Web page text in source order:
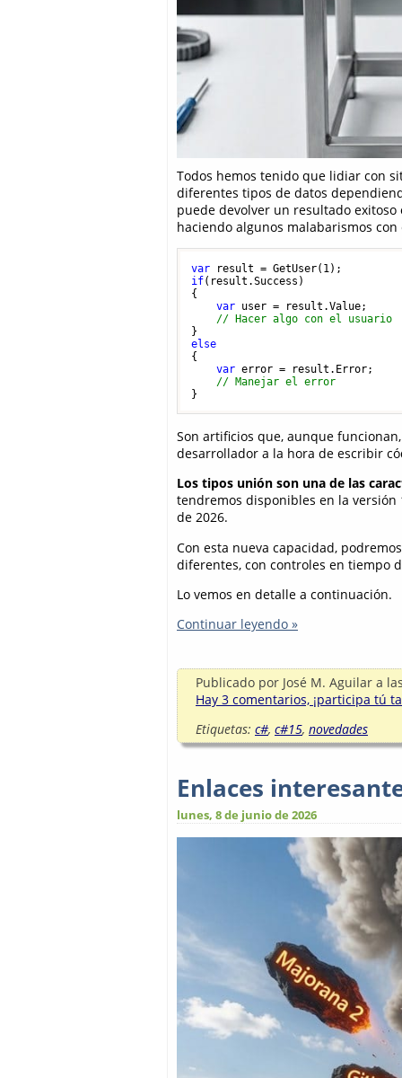
Todos hemos tenido que lidiar con
diferentes tipos de datos
puede devolver un resultado
haciendo algunos malabarismos
var result = GetUser( 1
if(result.Success)
{
var user = result.Value;
// Hacer algo con el usuario
else
{
var error = result.Error;
// Manejar el error
Son artificios que, aunque
desarrollador a la hora de escribir
Los tipos unión son una de las
tendremos disponibles en la versión
de 2026.
Con esta nueva capacidad,
diferentes, con controles en tiempo
Lo vemos en detalle a continuación.
Continuar leyendo »
Publicado por José M. Aguilar a
Hay 3 comentarios, ¡participa tú
Etiquetas: c#, c#15, novedades
Enlaces
lunes, 8 de junio de 2026